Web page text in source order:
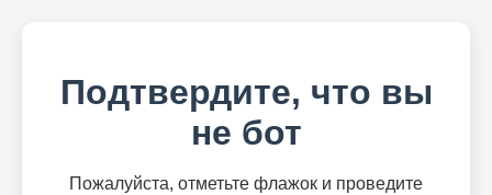
Подтвердите, что вы
не бот
Пожалуйста, отметьте флажок и проведите